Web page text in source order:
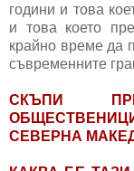
години и това
и това което
крайно време да
съвременните
СКЪПИ
СЕВЕРНА